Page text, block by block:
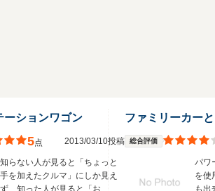
ーションワゴン
5点 2013/03/10投稿
知らない人が見ると「ちょっと
手を加えたクルマ」にしか見え
ず、知った人が見ると「お
総合評価
パワ
を使
も出